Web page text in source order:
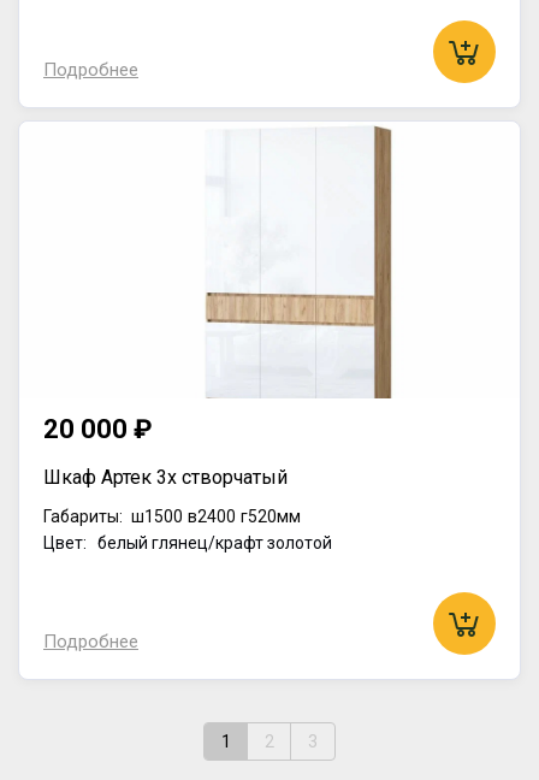
Подробнее
20 000 ₽
Шкаф Артек 3х створчатый
Габариты: ш1500 в2400 г520мм
Цвет: белый глянец/крафт золотой
Подробнее
1 2 3